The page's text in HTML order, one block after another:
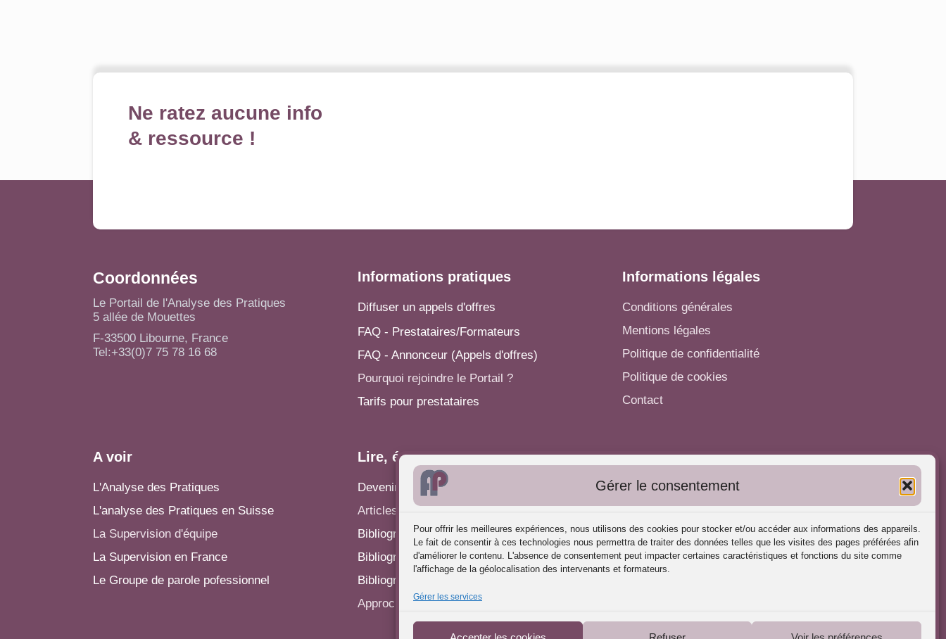
Gérer le consentement
Pour offrir les meilleures expériences, nous utilisons des cookies pour stocker et/ou accéder aux informations des appareils.
Le fait de consentir à ces technologies nous permettra de traiter des données telles que les visites des pages préférées afin
d'améliorer le contenu. L'absence de consentement peut impacter certaines caractéristiques et fonctions du site comme
l'affichage de la géolocalisation des intervenants et formateurs.
Gérer les services
Ne ratez aucune info
& ressource !
Coordonnées
Le Portail de l'Analyse des Pratiques
5 allée de Mouettes
F-33500 Libourne, France
Tel:+33(0)7 75 78 16 68
Informations pratiques
Diffuser un appels d'offres
FAQ - Prestataires/Formateurs
FAQ - Annonceur (Appels d'offres)
Pourquoi rejoindre le Portail ?
Tarifs pour prestataires
Informations légales
Conditions générales
Mentions légales
Politique de confidentialité
Politique de cookies
Contact
A voir
L'Analyse des Pratiques
L'analyse des Pratiques en Suisse
La Supervision d'équipe
La Supervision en France
Le Groupe de parole pofessionnel
Lire, écrire...
Devenir rédacteur
Articles - Actualités
Bibliographie: Analyse des Pratiques
Bibliographie: Supervision
Bibliographie: Autres méthodes
Approches de l'Analyse des pratiques
Autres informations
S'inscrire dans l'Annuaire
Publiez vos formations
Charte déontologique
Références d'intervention